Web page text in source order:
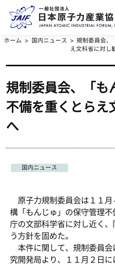
ホーム 国内ニュース
規制委員会、
え文科省に対し
規制委員会、「も
不備を重くとらえ
へ
国内ニュース
原子力規制委員会は１１月
構「もんじゅ」の保守管理
庁の文部科学省に対し近く
う方針を固めた。
本件に関して、規制委員会
究開発局より、１１月２日